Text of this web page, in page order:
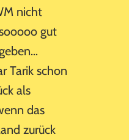
nicht
gut
Tarik schon
als
das
zurück